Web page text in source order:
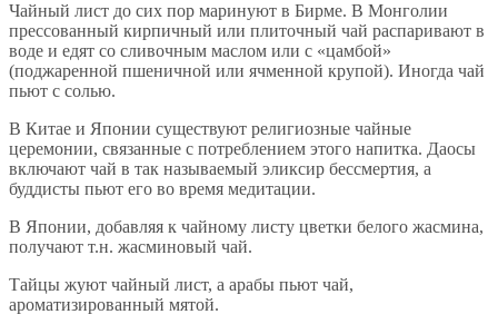
Чайный лист до сих пор маринуют в Бирме. В Монголии
прессованный кирпичный или плиточный чай распаривают в
воде и едят со сливочным маслом или с «цамбой»
(поджаренной пшеничной или ячменной крупой). Иногда чай
пьют с солью.
В Китае и Японии существуют религиозные чайные
церемонии, связанные с потреблением этого напитка. Даосы
включают чай в так называемый эликсир бессмертия, а
буддисты пьют его во время медитации.
В Японии, добавляя к чайному листу цветки белого жасмина,
получают т.н. жасминовый чай.
Тайцы жуют чайный лист, а арабы пьют чай,
ароматизированный мятой.